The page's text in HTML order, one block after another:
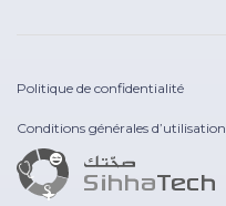
Politique de confidentialité
Conditions générales d’utilisation